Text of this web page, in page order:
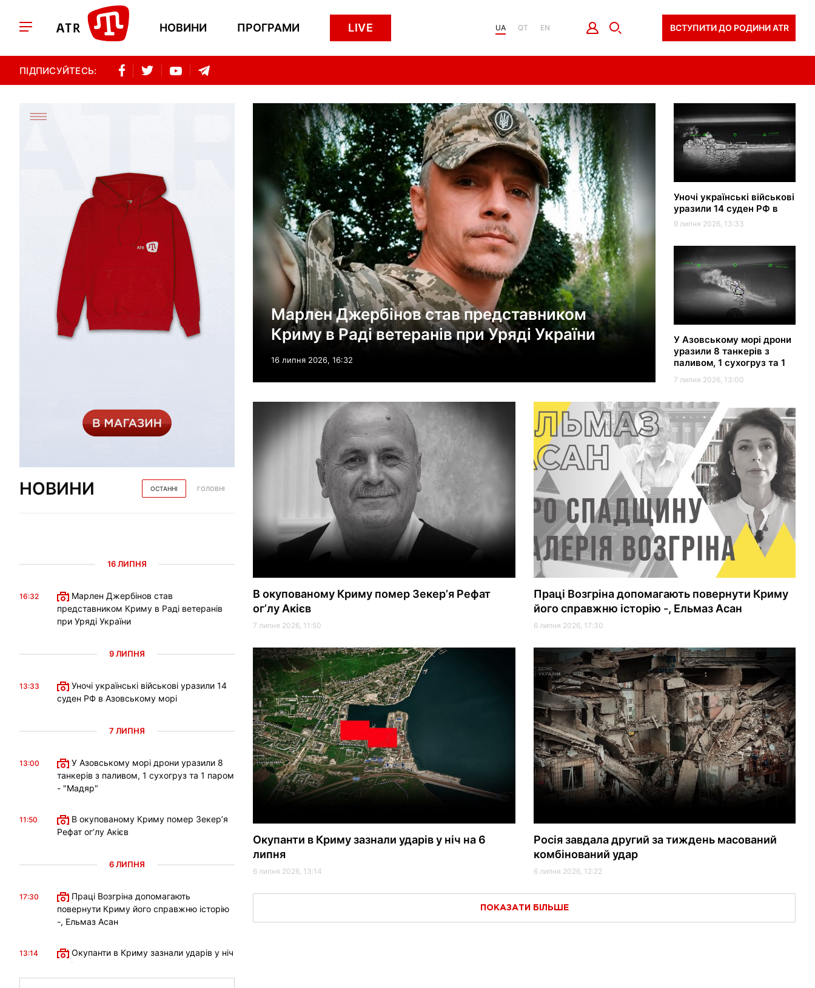
НОВИНИ ПРОГРАМИ LIVE UA QT EN ВСТУПИТИ ДО РОДИНИ ATR
ПІДПИСУЙТЕСЬ:
НОВИНИ ОСТАННІ ГОЛОВНІ
16 ЛИПНЯ
16:32
Марлен Джербінов став
представником Криму в Раді ветеранів
при Уряді України
9 ЛИПНЯ
13:33
Уночі українські військові уразили 14
суден РФ в Азовському морі
7 ЛИПНЯ
13:00
У Азовському морі дрони уразили 8
танкерів з паливом, 1 сухогруз та 1 паром
- "Мадяр"
11:50
В окупованому Криму помер Зекерʼя
Рефат огʼлу Акієв
6 ЛИПНЯ
17:30
Праці Возгріна допомагають
повернути Криму його справжню історію
-, Ельмаз Асан
13:14
Окупанти в Криму зазнали ударів у ніч
на 6 липня
Марлен Джербінов став представником
Криму в Раді ветеранів при Уряді України
16 липня 2026, 16:32
Уночі українські військові
уразили 14 суден РФ в
Азовському морі
9 липня 2026, 13:33
У Азовському морі дрони
уразили 8 танкерів з
паливом, 1 сухогруз та 1
паром - "Мадяр"
7 липня 2026, 13:00
В окупованому Криму помер Зекерʼя Рефат
огʼлу Акієв
7 липня 2026, 11:50
Праці Возгріна допомагають повернути Криму
його справжню історію -, Ельмаз Асан
6 липня 2026, 17:30
Окупанти в Криму зазнали ударів у ніч на 6
липня
6 липня 2026, 13:14
Росія завдала другий за тиждень масований
комбінований удар
6 липня 2026, 12:22
ПОКАЗАТИ БІЛЬШЕ